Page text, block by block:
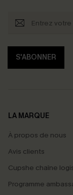
S'ABONNER
LA MARQUE
À propos de nous
Avis clients
Cupshe chaîne
Programme